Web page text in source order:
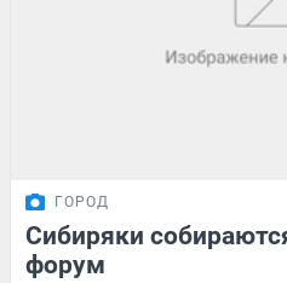
ГОРОД
Сибиряки
форум